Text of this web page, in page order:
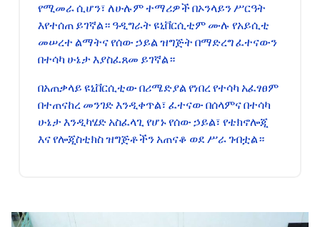
የሚመራ ሲሆን፣ ለሁሉም ተማሪዎች በኦንላይን ሥርዓት
እየተሰጠ ይገኛል። ዓዲግራት ዩኒቨርሲቲም ሙሉ የአይሲቲ
መሠረተ ልማትና የሰው ኃይል ዝግጅት በማድረግ ፈተናውን
በተሳካ ሁኔታ እያስፈጸመ ይገኛል።
በአጠቃላይ ዩኒቨርሲቲው በሪሜድያል የነበረ የተሳካ አፈፃፀም
በተጠናከረ መንገድ እንዲቀጥል፣ ፈተናው በሰላምና በተሳካ
ሁኔታ እንዲካሄድ አስፈላጊ የሆኑ የሰው ኃይል፣ የቴክኖሎጂ
እና የሎጂስቲክስ ዝግጅቶችን አጠናቆ ወደ ሥራ ገብቷል።